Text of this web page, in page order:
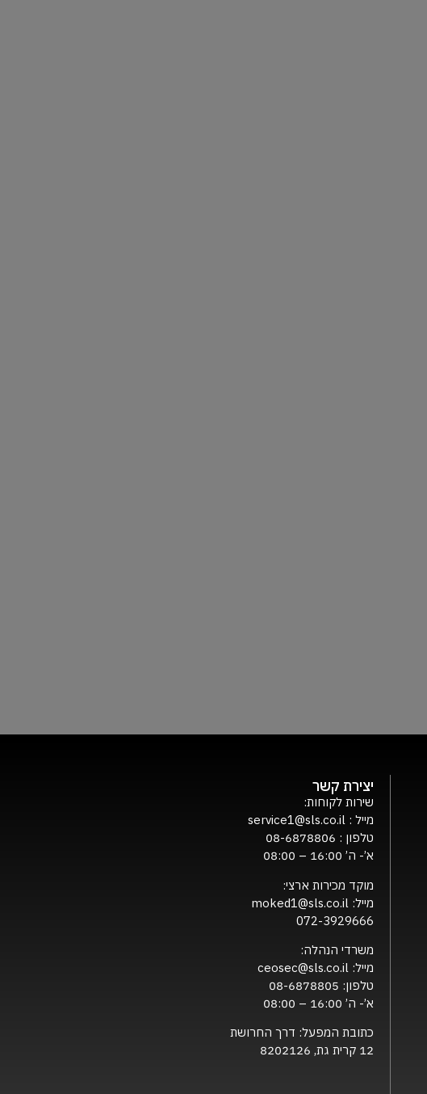
יצירת קשר
שירות לקוחות:
מייל : service1@sls.co.il
טלפון : 08-6878806
א’- ה’ 16:00 – 08:00
מוקד מכירות ארצי:
מייל: moked1@sls.co.il
072-3929666
משרדי הנהלה:
מייל:ceosec@sls.co.il
טלפון: 08-6878805
א’- ה’ 16:00 – 08:00
כתובת המפעל: דרך החרושת
12 קרית גת, 8202126